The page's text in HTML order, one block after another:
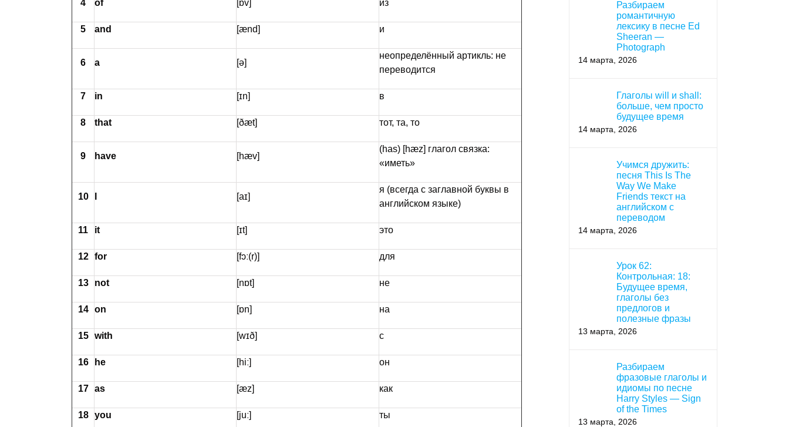
4 of [ɒv] из
5 and [ænd] и
6 a [ə]
неопределённый артикль: не
переводится
7 in [ɪn] в
8 that [ðæt] тот, та, то
9 have [hæv]
(has) [hæz] глагол связка:
«иметь»
10 [aɪ]
я (всегда с заглавной буквы в
английском языке)
11 it [ɪt] это
12 for [fɔː(r)] для
13 not [nɒt] не
14 on [ɒn] на
15 with [wɪð] с
16 he [hiː] он
17 as [æz] как
18 you [juː] ты
Разбираем
романтичную
лексику в песне Ed
Sheeran —
Photograph
14 марта, 2026
Глаголы will и shall:
больше, чем просто
будущее время
14 марта, 2026
Учимся дружить:
песня This Is The
Way We Make
Friends текст на
английском с
переводом
14 марта, 2026
Урок 62:
Контрольная: 18:
Будущее время,
глаголы без
предлогов и
полезные фразы
13 марта, 2026
Разбираем
фразовые глаголы и
идиомы по песне
Harry Styles — Sign
of the Times
13 марта, 2026